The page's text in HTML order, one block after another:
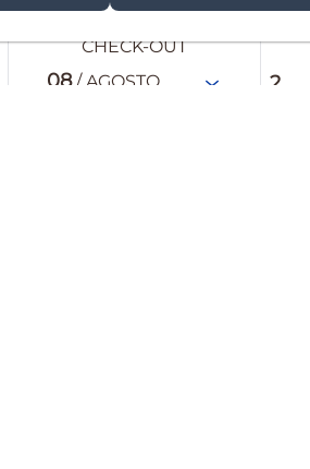
CHECK-OUT
08 / AGOSTO